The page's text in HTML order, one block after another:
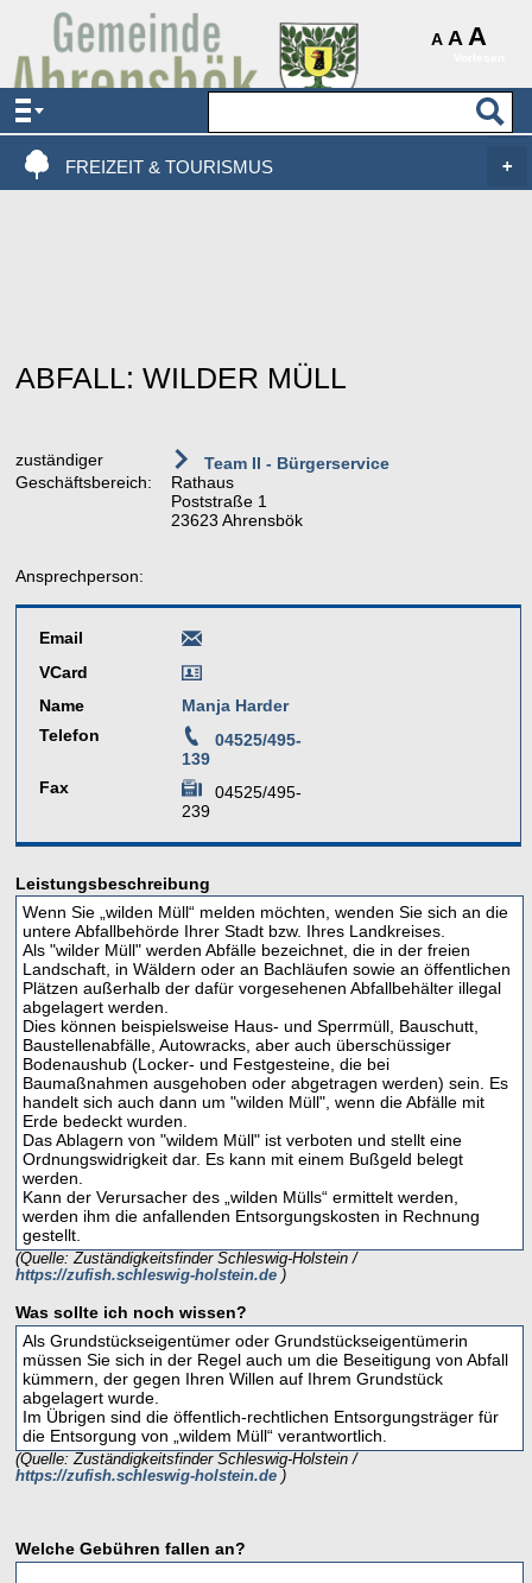
A A A
AKTUELLES & SERVICE
VERWALTUNG & POLITIK
FREIZEIT & TOURISMUS
ABFALL: WILDER MÜLL
zuständiger
Geschäftsbereich:
Team II - Bürgerservice
Rathaus
Poststraße 1
23623 Ahrensbök
Ansprechperson:
Email
VCard
Name
Manja Harder
Telefon
04525/495-
139
Fax
04525/495-
239
Leistungsbeschreibung
Wenn Sie „wilden Müll“ melden möchten, wenden Sie sich an die
untere Abfallbehörde Ihrer Stadt bzw. Ihres Landkreises.
Als "wilder Müll" werden Abfälle bezeichnet, die in der freien
Landschaft, in Wäldern oder an Bachläufen sowie an öffentlichen
Plätzen außerhalb der dafür vorgesehenen Abfallbehälter illegal
abgelagert werden.
Dies können beispielsweise Haus- und Sperrmüll, Bauschutt,
Baustellenabfälle, Autowracks, aber auch überschüssiger
Bodenaushub (Locker- und Festgesteine, die bei
Baumaßnahmen ausgehoben oder abgetragen werden) sein. Es
handelt sich auch dann um "wilden Müll", wenn die Abfälle mit
Erde bedeckt wurden.
Das Ablagern von "wildem Müll" ist verboten und stellt eine
Ordnungswidrigkeit dar. Es kann mit einem Bußgeld belegt
werden.
Kann der Verursacher des „wilden Mülls“ ermittelt werden,
werden ihm die anfallenden Entsorgungskosten in Rechnung
gestellt.
(Quelle: Zuständigkeitsfinder Schleswig-Holstein /
https://zufish.schleswig-holstein.de )
Was sollte ich noch wissen?
Als Grundstückseigentümer oder Grundstückseigentümerin
müssen Sie sich in der Regel auch um die Beseitigung von Abfall
kümmern, der gegen Ihren Willen auf Ihrem Grundstück
abgelagert wurde.
Im Übrigen sind die öffentlich-rechtlichen Entsorgungsträger für
die Entsorgung von „wildem Müll“ verantwortlich.
(Quelle: Zuständigkeitsfinder Schleswig-Holstein /
https://zufish.schleswig-holstein.de )
Welche Gebühren fallen an?